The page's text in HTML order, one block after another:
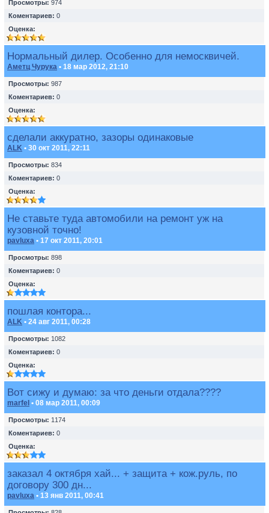
Просмотры: 974
Коментариев: 0
Оценка:
Нормальный дилер. Особенно для немосквичей.
Аметц Чурука • 18 мар 2012, 21:10
Просмотры: 987
Коментариев: 0
Оценка:
сделали аккуратно, зазоры одинаковые
ALK • 30 окт 2011, 22:11
Просмотры: 834
Коментариев: 0
Оценка:
Не ставьте туда автомобили на ремонт уж на
кузовной точно!
pavluxa • 17 окт 2011, 20:01
Просмотры: 898
Коментариев: 0
Оценка:
пошлая контора...
ALK • 24 авг 2011, 00:28
Просмотры: 1082
Коментариев: 0
Оценка:
Вот сижу и думаю: за что деньги отдала????
marfel • 08 мар 2011, 00:09
Просмотры: 1174
Коментариев: 0
Оценка:
заказал 4 октября хай... + защита + кож.руль, по
договору 300 дн...
pavluxa • 13 янв 2011, 00:41